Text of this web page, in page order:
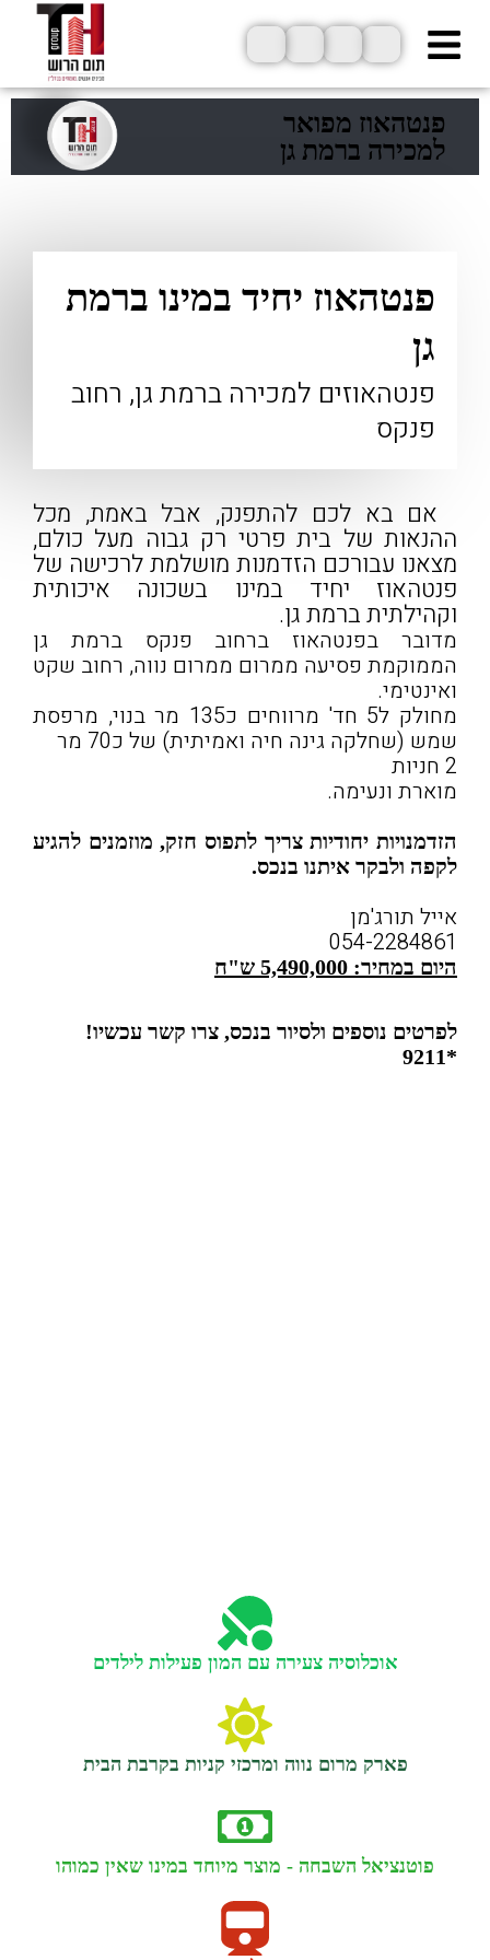
לתוכן
פנטהאוז מפואר
למכירה ברמת גן
פנטהאוז יחיד במינו ברמת
גן
פנטהאוזים למכירה ברמת גן, רחוב
פנקס
אם בא לכם להתפנק, אבל באמת, מכל
ההנאות של בית פרטי רק גבוה מעל כולם,
מצאנו עבורכם הזדמנות מושלמת לרכישה של
פנטהאוז יחיד במינו בשכונה איכותית
וקהילתית ברמת גן.
מדובר בפנטהאוז ברחוב פנקס ברמת גן
הממוקמת פסיעה ממרום ממרום נווה, רחוב שקט
ואינטימי.
מחולק ל5 חד' מרווחים כ135 מר בנוי, מרפסת
שמש (שחלקה גינה חיה ואמיתית) של כ70 מר
2 חניות
מוארת ונעימה.
הזדמנויות יחודיות צריך לתפוס חזק, מוזמנים להגיע
לקפה ולבקר איתנו בנכס.
אייל תורג'מן
054-2284861
היום במחיר: 5,490,000 ש"ח
לפרטים נוספים ולסיור בנכס, צרו קשר עכשיו!
*9211
אוכלוסיה צעירה עם המון פעילות לילדים
פארק מרום נווה ומרכזי קניות בקרבת הבית
פוטנציאל השבחה - מוצר מיוחד במינו שאין כמוהו